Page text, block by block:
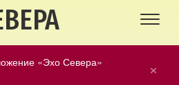
×
«Эхо Севера»